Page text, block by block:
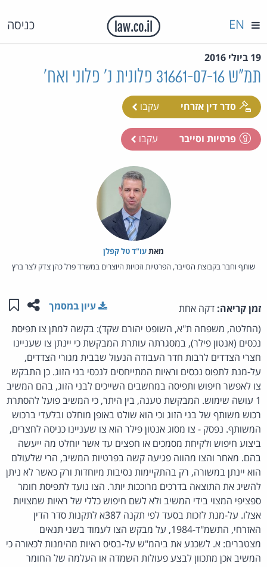
כניסה EN
19 ביולי 2016
תמ"ש 31661-07-16 פלונית נ' פלוני ואח'
סדר דין אזרחי עקבו
פרטיות וסייבר עקבו
מאת‏עו"ד טל קפלן
שותף וחבר בקבוצת הסייבר, הפרטיות וזכויות היוצרים במשרד פרל כהן צדק לצר ברץ
זמן קריאה: דקה אחת שתפו
עיון במסמך
(החלטה, משפחה ת"א, השופט יהורם שקד): בקשה למתן צו תפיסת
נכסים (אנטון פילר), במסגרתה עותרת המבקשת כי יינתן צו שעניינו
חצרי הצדדים לרבות חדר העבודה הנעול שבבית מגורי הצדדים,
על-מנת לתפוס נכסים וראיות המתייחסים לנכסי בני הזוג. כן התבקש
צו לאפשר חיפוש ותפיסה במחשבים השייכים לבני הזוג, בהם המשיב
1 עושה שימוש. המבקשת טענה, בין היתר, כי המשיב פועל להסתרת
רכוש משותף של בני הזוג וכי הוא שולט באופן מוחלט ובלעדי ברכוש
המשותף. נפסק - צו מסוג אנטון פילר הוא צו שעניינו כניסה לחצרים,
ביצוע חיפוש ולקיחת מסמכים או חפצים עד אשר יוחלט מה ייעשה
בהם. מאחר והצו מהווה פגיעה קשה בפרטיות המשיב, הרי שלעולם
הוא יינתן במשורה, רק בהתקיימות נסיבות מיוחדות ורק כאשר לא ניתן
להשיג את התוצאה בדרכים מרוככות יותר. הצו נועד לתפיסת חומר
ספציפי המצוי בידי המשיב ולא לשם חיפוש כללי של ראיות שמצויות
אצלו. על-מנת לזכות בסעד לפי תקנה 387א לתקנות סדר הדין
האזרחי, התשמ"ד-1984, על מבקש הצו לעמוד בשני תנאים
מצטברים: א. לשכנע את ביהמ"ש על-בסיס ראיות מהימנות לכאורה כי
המשיב אכן מתכוון לבצע פעולות השמדה או העלמה של החומר